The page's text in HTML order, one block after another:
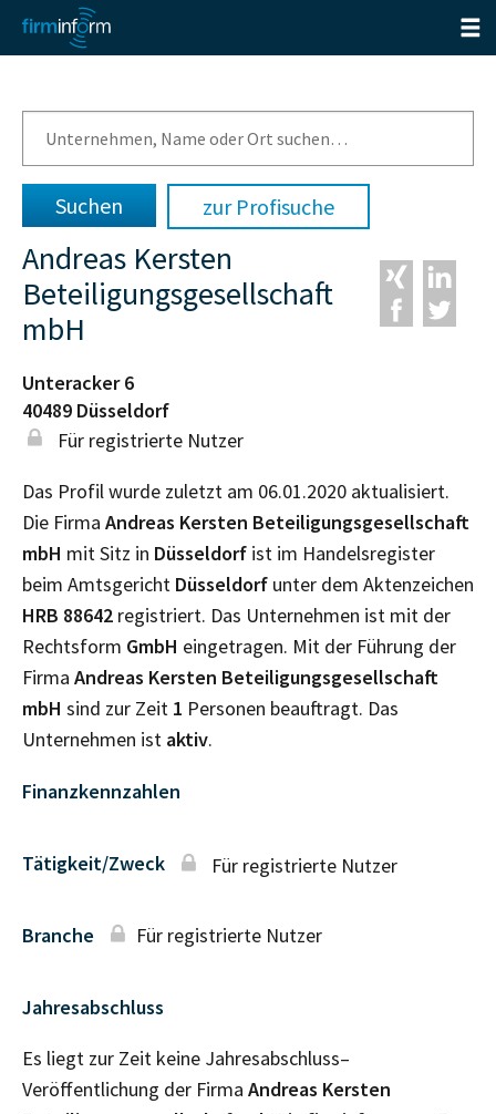
zur Profisuche
Andreas Kersten
Beteiligungsgesellschaft
mbH
Unteracker 6
40489 Düsseldorf
Für registrierte Nutzer
Das Profil wurde zuletzt am 06.01.2020 aktualisiert.
Die Firma Andreas Kersten Beteiligungsgesellschaft
mbH mit Sitz in Düsseldorf ist im Handelsregister
beim Amtsgericht Düsseldorf unter dem Aktenzeichen
HRB 88642 registriert. Das Unternehmen ist mit der
Rechtsform GmbH eingetragen. Mit der Führung der
Firma Andreas Kersten Beteiligungsgesellschaft
mbH sind zur Zeit 1 Personen beauftragt. Das
Unternehmen ist aktiv.
Finanzkennzahlen
Tätigkeit/Zweck Für registrierte Nutzer
Branche Für registrierte Nutzer
Jahresabschluss
Es liegt zur Zeit keine Jahresabschluss–
Veröffentlichung der Firma Andreas Kersten